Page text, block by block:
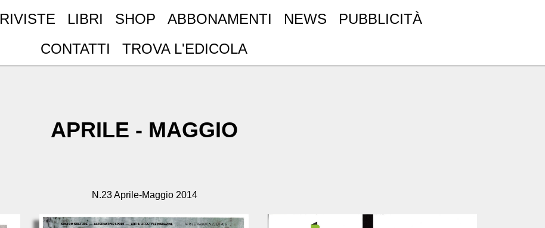
RIVISTE LIBRI SHOP ABBONAMENTI NEWS
PUBBLICITÀ
CONTATTI
TROVA L'EDICOLA
APRILE - MAGGIO
N.23 Aprile-Maggio 2014